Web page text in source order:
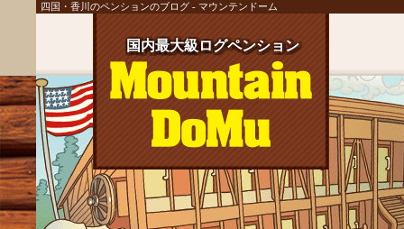
四国・香川のペンションのブログ - マウンテンドーム
国内最大級ログペンション
国内最大級ログペンション
国内最大級ログペンション
国内最大級ログペンション
国内最大級ログペンション
国内最大級ログペンション
国内最大級ログペンション
国内最大級ログペンション
国内最大級ログペンション
国内最大級ログペンション
国内最大級ログペンション
国内最大級ログペンション
国内最大級ログペンション
国内最大級ログペンション
国内最大級ログペンション
国内最大級ログペンション
国内最大級ログペンション
国内最大級ログペンション
国内最大級ログペンション
国内最大級ログペンション
国内最大級ログペンション
国内最大級ログペンション
国内最大級ログペンション
国内最大級ログペンション
国内最大級ログペンション